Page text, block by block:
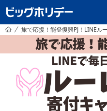
HOME
/
旅で応援！能登復興PJ！LINEル